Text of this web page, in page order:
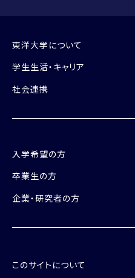
東洋大学について
学生生活・キャリア
社会連携
入学希望の方
卒業生の方
企業・研究者の方
このサイトについて